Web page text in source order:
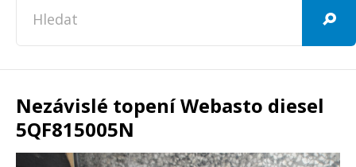
Nezávislé topení Webasto diesel
5QF815005N